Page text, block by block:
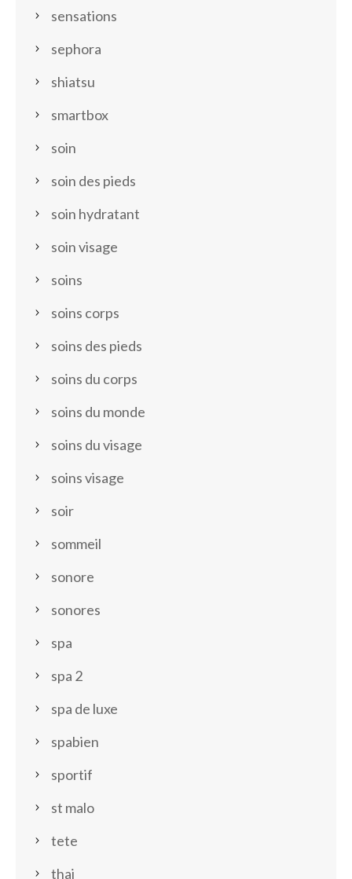
sensations
sephora
shiatsu
smartbox
soin
soin des pieds
soin hydratant
soin visage
soins
soins corps
soins des pieds
soins du corps
soins du monde
soins du visage
soins visage
soir
sommeil
sonore
sonores
spa
spa 2
spa de luxe
spabien
sportif
st malo
tete
thai